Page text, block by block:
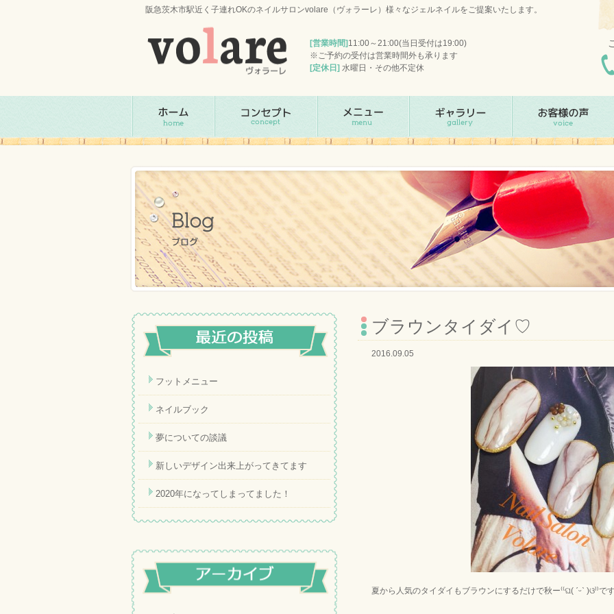
阪急茨木市駅近く子連れOKのネイルサロンvolare（ヴォラーレ）様々なジェルネイルをご提案いたします。
[営業時間] 11:00～21:00(当日受付は19:00)
※ご予約の受付は営業時間外も承ります
[定休日] 水曜日・その他不定休
ブラウンタイダイ♡
2016.09.05
夏から人気のタイダイもブラウンにするだけで秋ー⁽⁽ଘ( ˊᵕˋ )ଓ⁾⁾で
フットメニュー
ネイルブック
夢についての談議
新しいデザイン出来上がってきてます
2020年になってしまってました！